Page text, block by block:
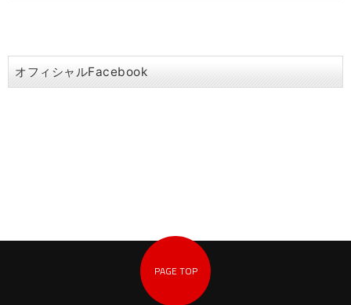
オフィシャルFacebook
PAGE TOP